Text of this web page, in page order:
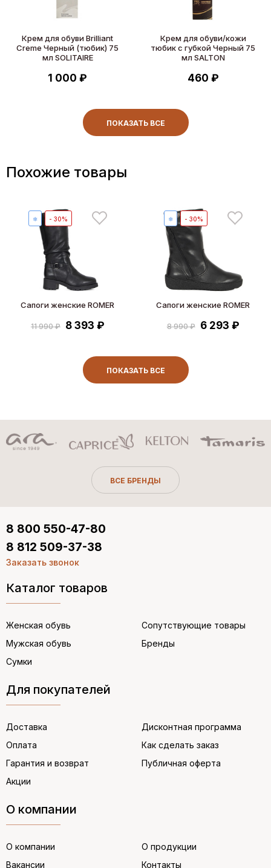
Крем для обуви Brilliant
Creme Черный (тюбик) 75
мл SOLITAIRE
1 000 ₽
Крем для обуви/кожи
тюбик с губкой Черный 75
мл SALTON
460 ₽
ПОКАЗАТЬ ВСЕ
Похожие товары
❄ - 30%
Сапоги женские ROMER
11 990 ₽ 8 393 ₽
❄ - 30%
Сапоги женские ROMER
8 990 ₽ 6 293 ₽
ПОКАЗАТЬ ВСЕ
ВСЕ БРЕНДЫ
Каталог товаров
Женская обувь
Мужская обувь
Сумки
Сопутствующие товары
Бренды
Для покупателей
Доставка
Оплата
Гарантия и возврат
Акции
Дисконтная программа
Как сделать заказ
Публичная оферта
О компании
О компании
Вакансии
О продукции
Контакты
8 800 550-47-80
8 812 509-37-38
Заказать звонок